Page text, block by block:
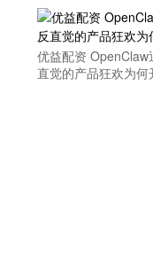
优益配资 OpenClaw
直觉的产品狂欢为何